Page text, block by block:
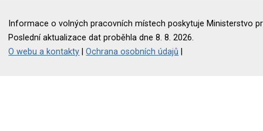
Informace o volných pracovních místech poskytuje Ministerstvo
Poslední aktualizace dat proběhla dne 8. 8. 2026.
O webu a kontakty |Ochrana osobních údajů